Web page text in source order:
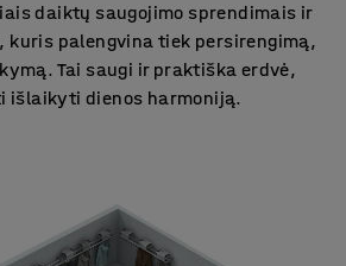
daiktų saugojimo sprendimais ir
kuris palengvina tiek persirengimą,
Tai saugi ir praktiška erdvė,
išlaikyti dienos harmoniją.